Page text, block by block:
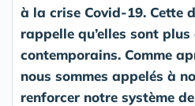
à la crise Covid-19. Cette
rappelle qu’elles sont
contemporains. Comme
nous sommes appelés à
renforcer notre système